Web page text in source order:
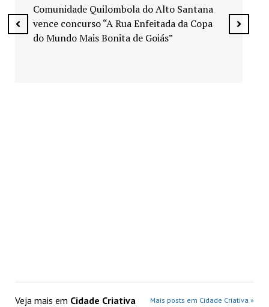
espaços públicos de Senador Canedo
Veja mais em Cidade Criativa Mais posts em Cidade Criativa »